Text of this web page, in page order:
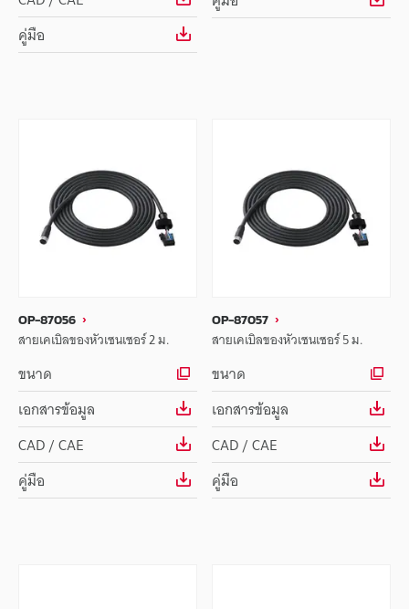
คู่มือ
OP-87056
สายเคเบิลของหัวเซนเซอร์ 2 ม.
ขนาด
เอกสารข้อมูล
CAD / CAE
คู่มือ
OP-87057
สายเคเบิลของหัวเซนเซอร์ 5 ม.
ขนาด
เอกสารข้อมูล
CAD / CAE
คู่มือ